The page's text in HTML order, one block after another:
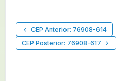
CEP Anterior: 76908-614
CEP Posterior: 76908-617